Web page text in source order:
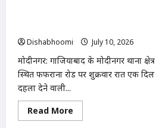
Dishabhoomi
July 10, 2026
मोदीनगर: गाजियाबाद के मोदीनगर थाना क्षेत्र
स्थित फफराना रोड पर शुक्रवार रात एक दिल
दहला देने वाली...
Read More
more